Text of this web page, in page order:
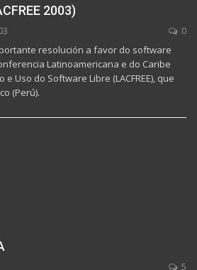
2003)
0
resolución a favor do software
Latinoamericana e do Caribe
Uso do Software Libre (LACFREE), que
(Perú).
5